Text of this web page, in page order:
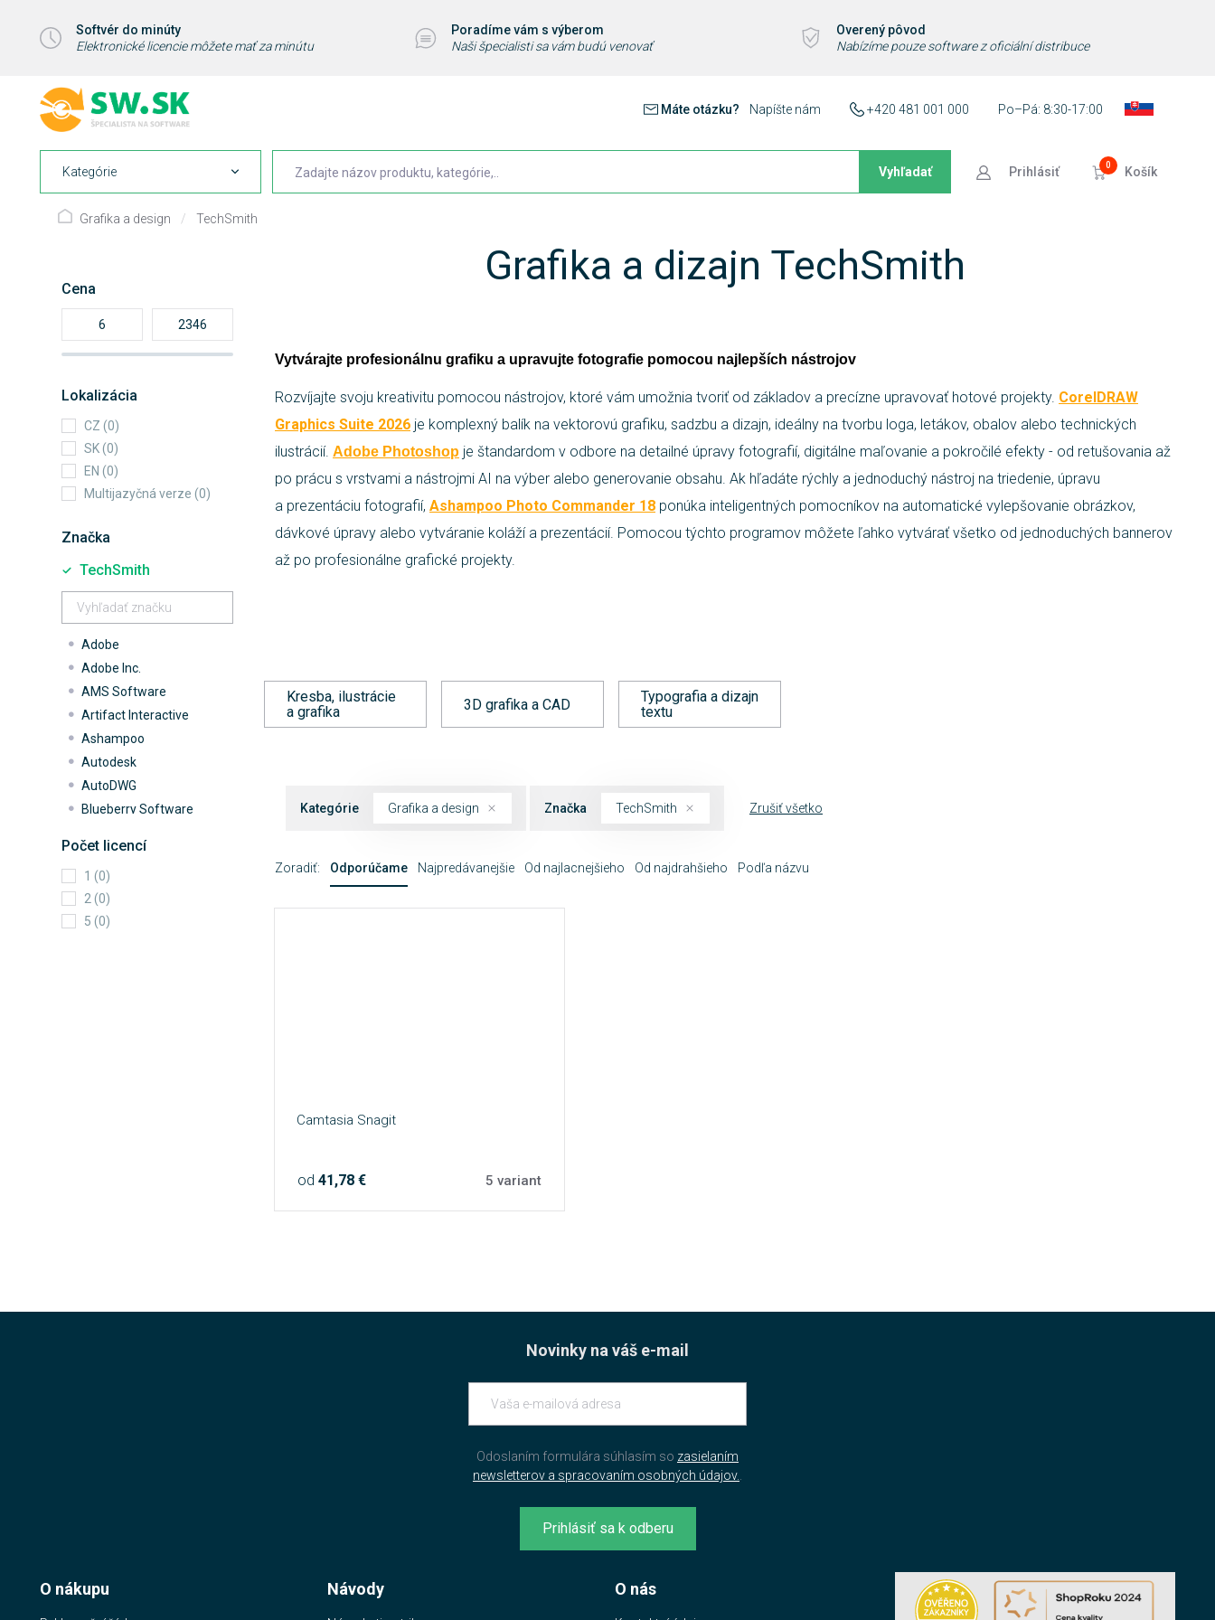
Softvér do minúty
Elektronické licencie môžete mať za minútu
Poradíme vám s výberom
Naši špecialisti sa vám budú venovať
Overený pôvod
Nabízíme pouze software z oficiální distribuce
Máte otázku? Napíšte nám +420 481 001 000 Po–Pá: 8:30-17:00
Kategórie Vyhľadať Prihlásiť 0 Košík
Grafika a design / TechSmith
Cena
Lokalizácia
CZ (0)
SK (0)
EN (0)
Multijazyčná verze (0)
Značka
TechSmith
Adobe
Adobe Inc.
AMS Software
Artifact Interactive
Ashampoo
Autodesk
AutoDWG
Blueberry Software
CADSoftTools
Corel Corporation
CyberLink
Digiarty Software
Počet licencí
1 (0)
2 (0)
5 (0)
Grafika a dizajn TechSmith
Vytvárajte profesionálnu grafiku a upravujte fotografie pomocou najlepších nástrojov
Rozvíjajte svoju kreativitu pomocou nástrojov, ktoré vám umožnia tvoriť od základov a precízne upravovať hotové projekty. CorelDRAW
Graphics Suite 2026 je komplexný balík na vektorovú grafiku, sadzbu a dizajn, ideálny na tvorbu loga, letákov, obalov alebo technických
ilustrácií. Adobe Photoshop je štandardom v odbore na detailné úpravy fotografií, digitálne maľovanie a pokročilé efekty - od retušovania až
po prácu s vrstvami a nástrojmi AI na výber alebo generovanie obsahu. Ak hľadáte rýchly a jednoduchý nástroj na triedenie, úpravu
a prezentáciu fotografií, Ashampoo Photo Commander 18 ponúka inteligentných pomocníkov na automatické vylepšovanie obrázkov,
dávkové úpravy alebo vytváranie koláží a prezentácií. Pomocou týchto programov môžete ľahko vytvárať všetko od jednoduchých bannerov
až po profesionálne grafické projekty.
Kresba, ilustrácie
a grafika
3D grafika a CAD
Typografia a dizajn
textu
Kategórie Grafika a design Značka TechSmith Zrušiť všetko
Zoradiť: Odporúčame Najpredávanejšie Od najlacnejšieho Od najdrahšieho Podľa názvu
Camtasia Snagit
od 41,78 € 5 variant
Novinky na váš e-mail
Odoslaním formulára súhlasím so zasielaním
newsletterov a spracovaním osobných údajov.
Prihlásiť sa k odberu
O nákupu Návody O nás